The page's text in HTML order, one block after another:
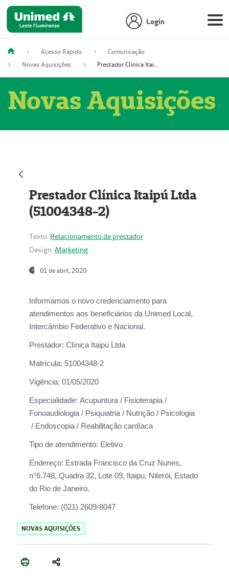
Login
Acesso Rápido
Comunicação
Novas Aquisições
Prestador Clínica Itaipú Ltda (51004348-2)
Novas Aquisições
Prestador Clínica Itaipú Ltda
(51004348-2)
Texto: Relacionamento de prestador
Design: Marketing
01 de abril, 2020
Informamos o novo credenciamento para
atendimentos aos beneficiários da Unimed Local,
Intercâmbio Federativo e Nacional.
Prestador: Clínica Itaipú Ltda
Matrícula: 51004348-2
Vigência: 01/05/2020
Especialidade: Acupuntura / Fisioterapia /
Fonoaudiologia / Psiquiatria / Nutrição / Psicologia
/ Endoscopia / Reabilitação cardíaca
Tipo de atendimento: Eletivo
Endereço: Estrada Francisco da Cruz Nunes,
n°6.748, Quadra 32, Lote 09, Itaipu, Niterói, Estado
do Rio de Janeiro.
Telefone: (021) 2609-8047
NOVAS AQUISIÇÕES